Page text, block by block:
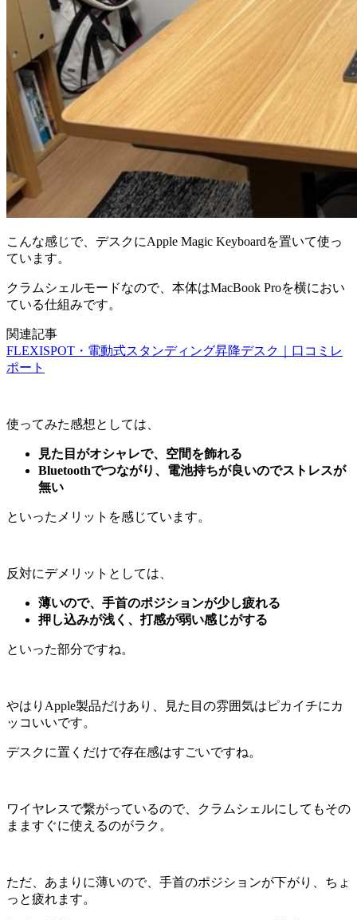
こんな感じで、デスクにApple Magic Keyboardを置いて使っ
ています。
クラムシェルモードなので、本体はMacBook Proを横におい
ている仕組みです。
関連記事
FLEXISPOT・電動式スタンディング昇降デスク｜口コミレ
ポート
使ってみた感想としては、
見た目がオシャレで、空間を飾れる
Bluetoothでつながり、電池持ちが良いのでストレスが
無い
といったメリットを感じています。
反対にデメリットとしては、
薄いので、手首のポジションが少し疲れる
押し込みが浅く、打感が弱い感じがする
といった部分ですね。
やはりApple製品だけあり、見た目の雰囲気はピカイチにカ
ッコいいです。
デスクに置くだけで存在感はすごいですね。
ワイヤレスで繋がっているので、クラムシェルにしてもその
まますぐに使えるのがラク。
ただ、あまりに薄いので、手首のポジションが下がり、ちょ
っと疲れます。